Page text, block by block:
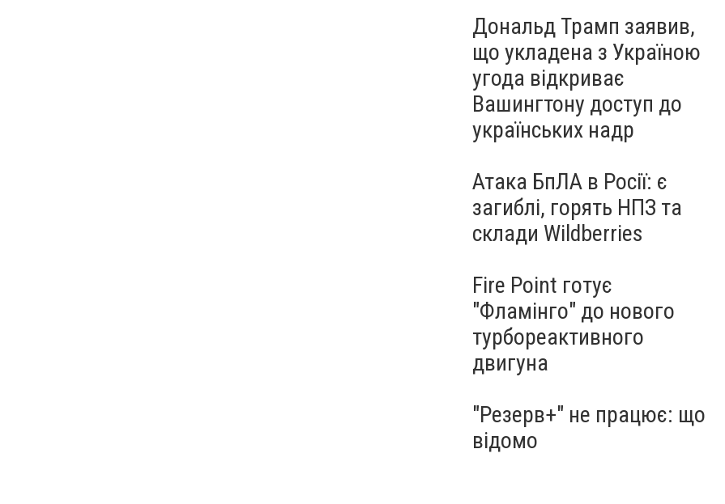
Дональд Трамп заявив,
що укладена з Україною
угода відкриває
Вашингтону доступ до
українських надр
Атака БпЛА в Росії: є
загиблі, горять НПЗ та
склади Wildberries
Fire Point готує
"Фламінго" до нового
турбореактивного
двигуна
"Резерв+" не працює: що
відомо